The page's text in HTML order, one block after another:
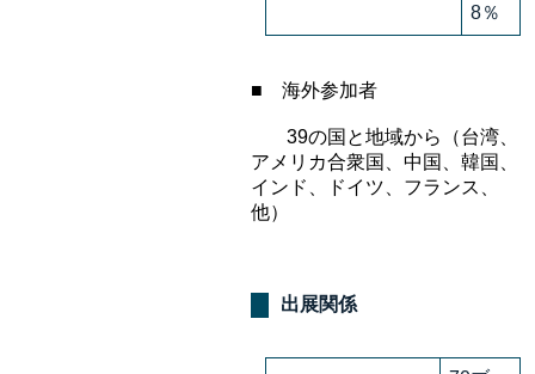
8％
■ 海外参加者
39の国と地域から（台湾、
アメリカ合衆国、中国、韓国、
インド、ドイツ、フランス、
他）
出展関係